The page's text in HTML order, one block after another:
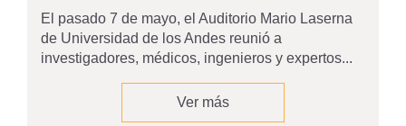
El pasado 7 de mayo, el Auditorio Mario Laserna
de Universidad de los Andes reunió a
investigadores, médicos, ingenieros y expertos...
Ver más